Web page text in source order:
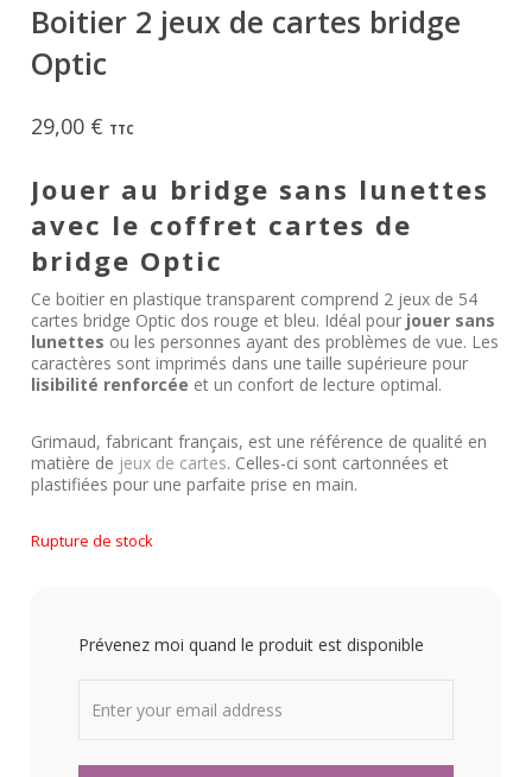
Boitier 2 jeux de cartes bridge
Optic
29,00 € TTC
Jouer au bridge sans lunettes
avec le coffret cartes de
bridge Optic
Ce boitier en plastique transparent comprend 2 jeux de 54
cartes bridge Optic dos rouge et bleu. Idéal pour jouer sans
lunettes ou les personnes ayant des problèmes de vue. Les
caractères sont imprimés dans une taille supérieure pour
lisibilité renforcée et un confort de lecture optimal.
Grimaud, fabricant français, est une référence de qualité en
matière de jeux de cartes. Celles-ci sont cartonnées et
plastifiées pour une parfaite prise en main.
Rupture de stock
Prévenez moi quand le produit est disponible